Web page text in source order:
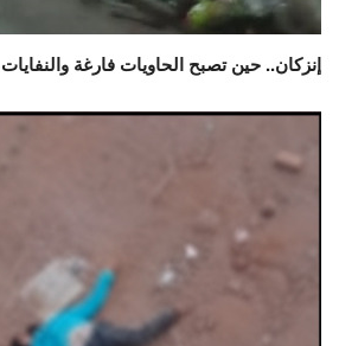
إنزكان.. حين تصبح الحاويات فارغة